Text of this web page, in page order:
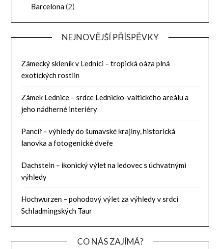
Barcelona(2)
NEJNOVĚJŠÍ PŘÍSPĚVKY
Zámecký skleník v Lednici – tropická oáza plná
exotických rostlin
Zámek Lednice – srdce Lednicko-valtického areálu a
jeho nádherné interiéry
Pancíř – výhledy do šumavské krajiny, historická
lanovka a fotogenické dveře
Dachstein – ikonický výlet na ledovec s úchvatnými
výhledy
Hochwurzen – pohodový výlet za výhledy v srdci
Schladmingských Taur
CO NÁS ZAJÍMÁ?